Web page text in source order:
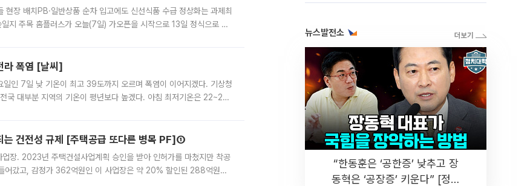
장 배치PB·일반상품 순차 입고에도 신선식품 수급 정상화는 과제최
지 주목 홈플러스가 오늘(7일) 가오픈을 시작으로 13일 정식으로 재
라 폭염 [날씨]
일인 7일 낮 기온이 최고 39도까지 오르며 폭염이 이어지겠다. 기상청
국 대부분 지역의 기온이 평년보다 높겠다. 아침 최저기온은 22~27
건전성 규제 [주택공급 또다른 병목 PF]①
장. 2023년 주택건설사업계획 승인을 받아 인허가를 마쳤지만 착공
어갔고, 감정가 362억원인 이 사업장은 약 20% 할인된 288억원에
뉴스발전소
“한동훈은 ‘공한증’ 낮추고 장
동혁은 ‘공장증’ 키운다” [정치